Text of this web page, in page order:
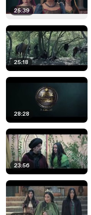
25:39
25:18
28:28
23:56